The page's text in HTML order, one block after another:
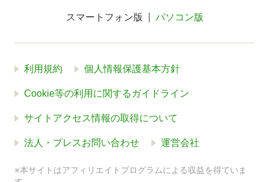
スマートフォン版 パソコン版
利用規約 個人情報保護基本方針
Cookie等の利用に関するガイドライン
サイトアクセス情報の取得について
法人・プレスお問い合わせ 運営会社
※本サイトはアフィリエイトプログラムによる収益を得ていま